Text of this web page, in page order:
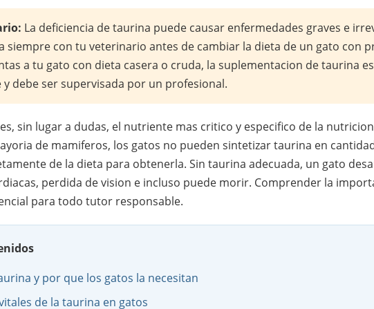
La deficiencia de taurina puede causar enfermedades graves e
siempre con tu veterinario antes de cambiar la dieta de un gato con
a tu gato con dieta casera o cruda, la suplementacion de taurina es
debe ser supervisada por un profesional.
es, sin lugar a dudas, el nutriente mas critico y especifico de la
de mamiferos, los gatos no pueden sintetizar taurina en
de la dieta para obtenerla. Sin taurina adecuada, un gato
perdida de vision e incluso puede morir. Comprender la
para todo tutor responsable.
y por que los gatos la necesitan
de la taurina en gatos